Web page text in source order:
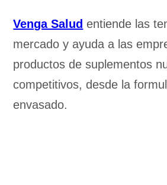
Venga Salud entiende las
mercado y ayuda a las
productos de suplementos
competitivos, desde la
envasado.